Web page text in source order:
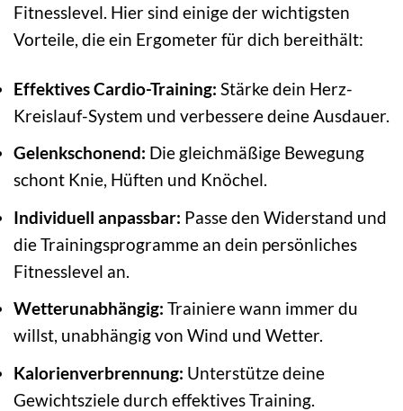
Fitnesslevel. Hier sind einige der wichtigsten
Vorteile, die ein Ergometer für dich bereithält:
Effektives Cardio-Training: Stärke dein Herz-
Kreislauf-System und verbessere deine Ausdauer.
Gelenkschonend: Die gleichmäßige Bewegung
schont Knie, Hüften und Knöchel.
Individuell anpassbar: Passe den Widerstand und
die Trainingsprogramme an dein persönliches
Fitnesslevel an.
Wetterunabhängig: Trainiere wann immer du
willst, unabhängig von Wind und Wetter.
Kalorienverbrennung: Unterstütze deine
Gewichtsziele durch effektives Training.